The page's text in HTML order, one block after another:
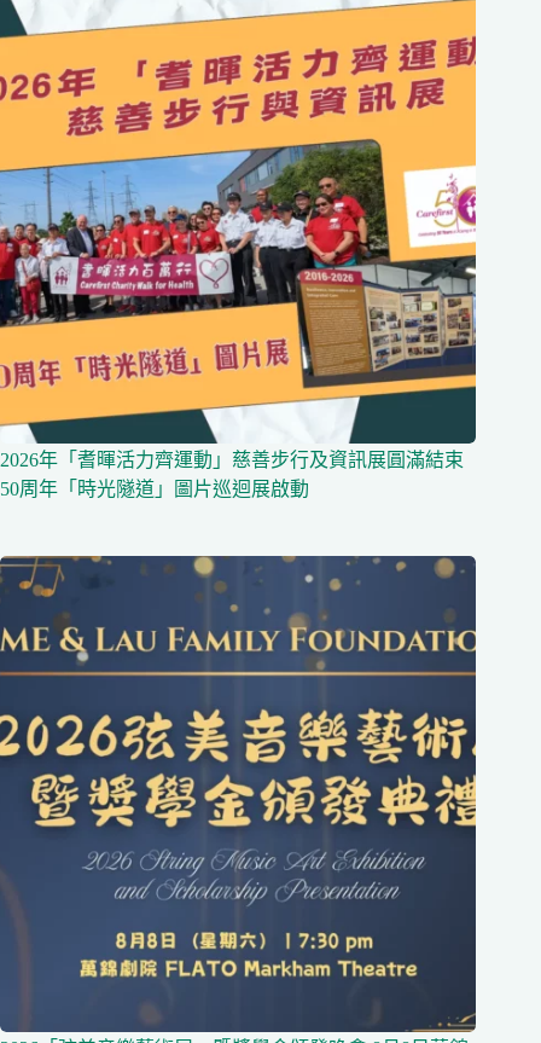
2026年「耆暉活力齊運動」慈善步行及資訊展圓滿結束
50周年「時光隧道」圖片巡迴展啟動